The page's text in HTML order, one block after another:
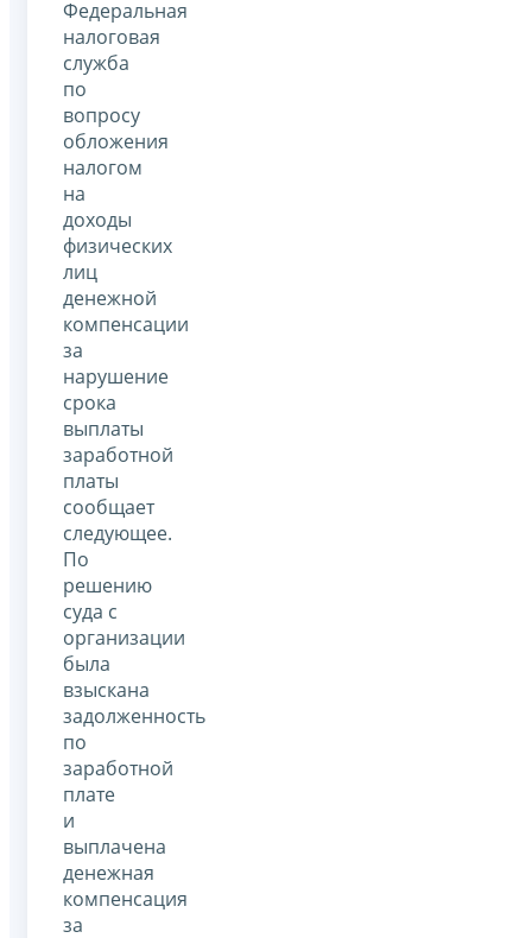
Федеральная
налоговая
служба
по
вопросу
обложения
налогом
на
доходы
физических
лиц
денежной
компенсации
за
нарушение
срока
выплаты
заработной
платы
сообщает
следующее.
По
решению
суда с
организации
была
взыскана
задолженность
по
заработной
плате
и
выплачена
денежная
компенсация
за